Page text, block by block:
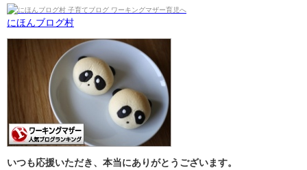
にほんブログ村
いつも応援いただき、本当にありがとうございます。